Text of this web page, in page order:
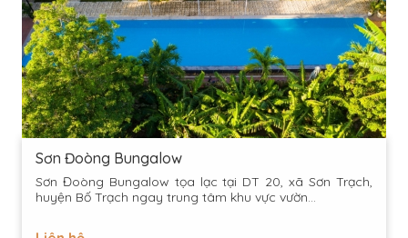
Sơn Đoòng Bungalow
Sơn Đoòng Bungalow tọa lạc tại DT 20, xã Sơn Trạch,
huyện Bố Trạch ngay trung tâm khu vực vườn...